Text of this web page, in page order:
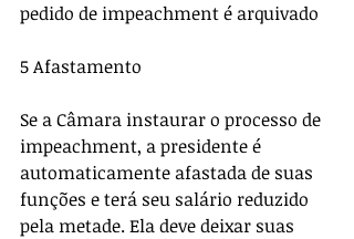
pedido de impeachment é arquivado
5 Afastamento
Se a Câmara instaurar o processo de
impeachment, a presidente é
automaticamente afastada de suas
funções e terá seu salário reduzido
pela metade. Ela deve deixar suas